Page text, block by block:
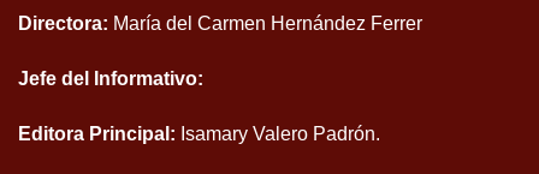
Directora: María del Carmen Hernández Ferrer
Jefe del Informativo:
Editora Principal: Isamary Valero Padrón.